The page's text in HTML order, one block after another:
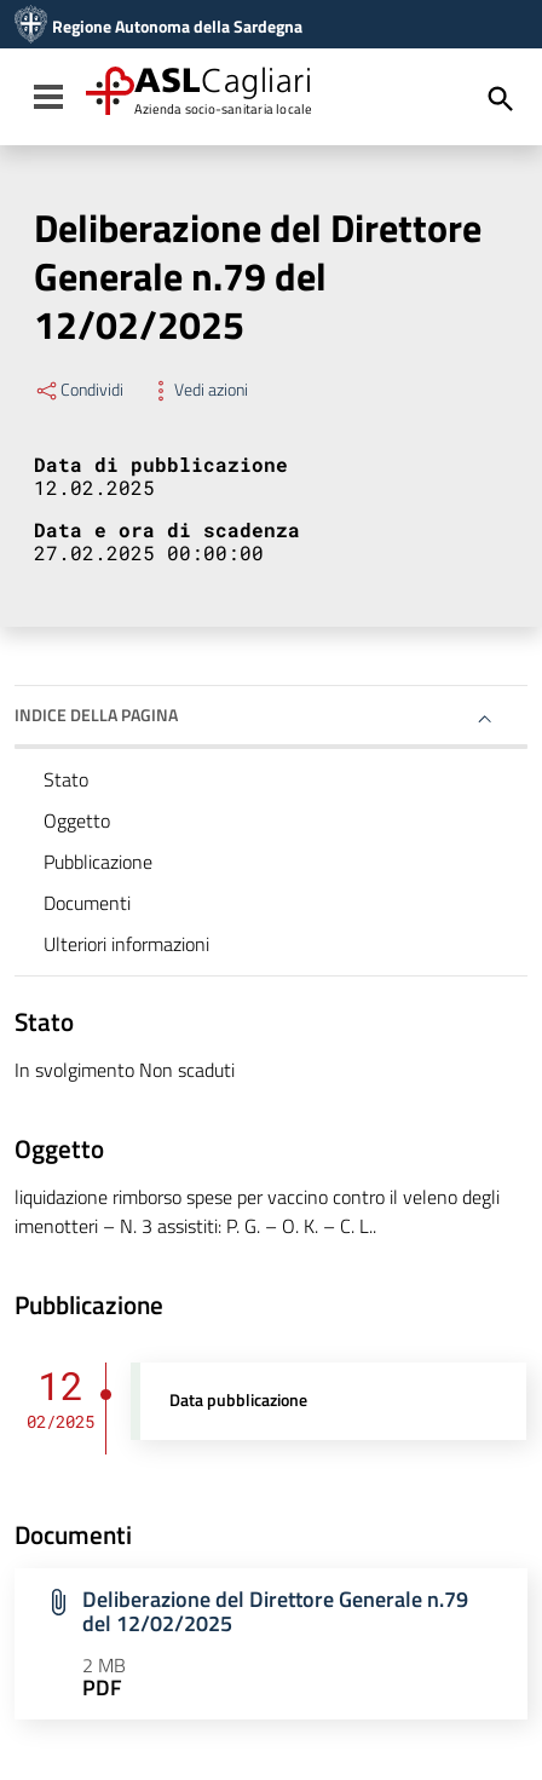
Vai al menu di navigazione
Vai al footer
Regione Autonoma della Sardegna
Toggle navigation
ASLCagliari
Azienda socio-sanitaria locale
Deliberazione del Direttore
Generale n.79 del
12/02/2025
Condividi Vedi azioni
Data di pubblicazione
12.02.2025
Data e ora di scadenza
27.02.2025 00:00:00
INDICE DELLA PAGINA
Stato
Oggetto
Pubblicazione
Documenti
Ulteriori informazioni
Stato
In svolgimento Non scaduti
Oggetto
liquidazione rimborso spese per vaccino contro il veleno degli
imenotteri – N. 3 assistiti: P. G. – O. K. – C. L..
Pubblicazione
12
02/2025
Data pubblicazione
Documenti
Deliberazione del Direttore Generale n.79
del 12/02/2025
2 MB
PDF